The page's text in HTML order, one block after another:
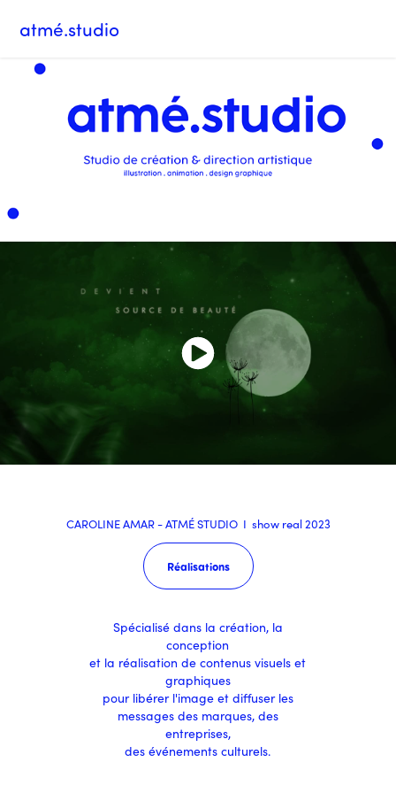
atmé.studio
CAROLINE AMAR - ATMÉ STUDIO I show real 2023
Réalisations
Spécialisé dans la création, la
conception
et la réalisation de contenus visuels et
graphiques
pour libérer l'image et diffuser les
messages des marques, des
entreprises,
des événements culturels.